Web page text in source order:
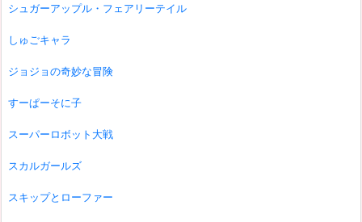
シュガーアップル・フェアリーテイル
しゅごキャラ
ジョジョの奇妙な冒険
すーぱーそに子
スーパーロボット大戦
スカルガールズ
スキップとローファー